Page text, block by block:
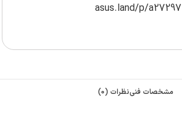
asus.land/p/a27297
مشخصات فنینظرات (0)